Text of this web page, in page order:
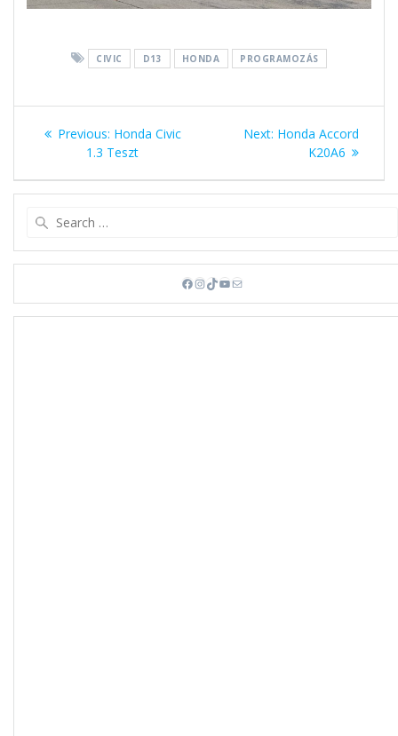
CIVIC D13 HONDA PROGRAMOZÁS
Bejegyzés
navigáció
Previous: Previous
post:
Honda Civic
1.3 Teszt
Next: Next
Honda Accord
K20A6
Facebook
Instagram
TikTok
YouTube
Mail